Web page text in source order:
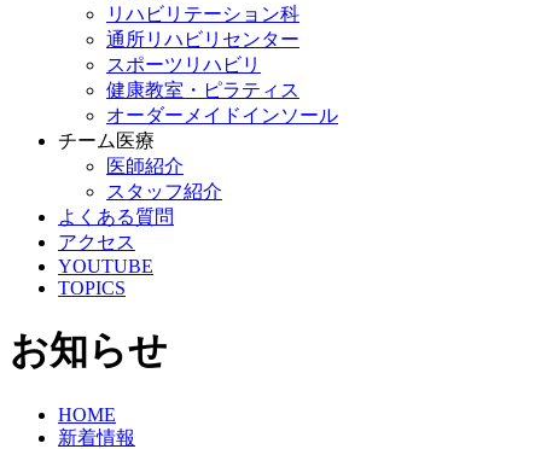
リハビリテーション科
通所リハビリセンター
スポーツリハビリ
健康教室・ピラティス
オーダーメイドインソール
チーム医療
医師紹介
スタッフ紹介
よくある質問
アクセス
YOUTUBE
TOPICS
お知らせ
HOME
新着情報